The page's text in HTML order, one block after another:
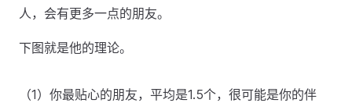
人，会有更多一点的朋友。
下图就是他的理论。
（1）你最贴心的朋友，平均是1.5个，很可能是你的伴